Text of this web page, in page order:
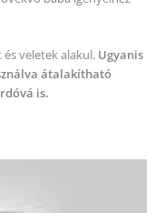
veletek alakul. Ugyanis
átalakítható
is.